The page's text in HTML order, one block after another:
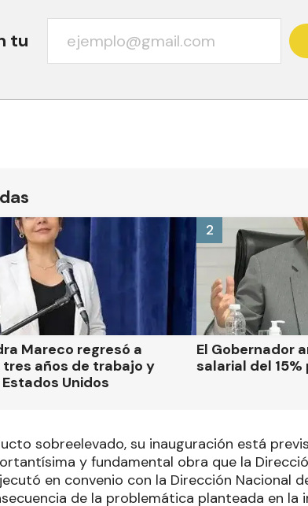
tu
Mareco regresó a
años de trabajo y
Unidos
El Gobernador
salarial del
2
sobreelevado, su inauguración está
y fundamental obra que la
en convenio con la Dirección Nacional
de la problemática planteada en la